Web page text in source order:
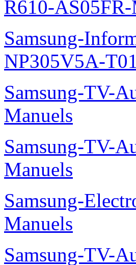
R610-AS05FR-
Samsung-
NP305V5A-
Samsung-TV-
Manuels
Samsung-TV-
Manuels
Samsung-
Manuels
Samsung-TV-